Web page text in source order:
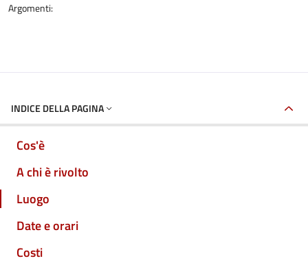
Argomenti:
INDICE DELLA PAGINA
Cos'è
A chi è rivolto
Luogo
Date e orari
Costi